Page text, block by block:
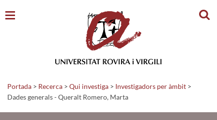
Portada > Recerca > Qui investiga > Investigadors per àmbit >
Dades generals - Queralt Romero, Marta